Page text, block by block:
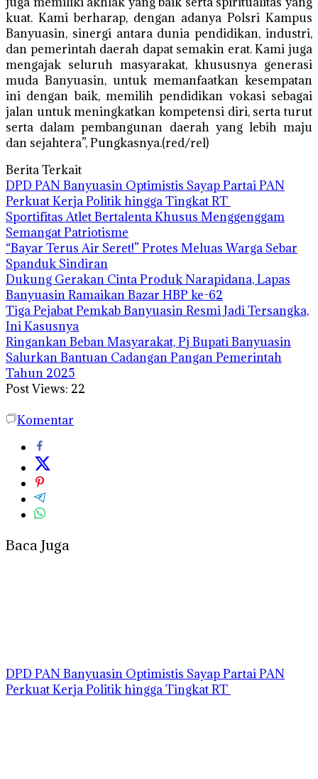
kuat. Kami berharap, dengan adanya Polsri Kampus
Banyuasin, sinergi antara dunia pendidikan, industri,
dan pemerintah daerah dapat semakin erat. Kami juga
mengajak seluruh masyarakat, khususnya generasi
muda Banyuasin, untuk memanfaatkan kesempatan
ini dengan baik, memilih pendidikan vokasi sebagai
jalan untuk meningkatkan kompetensi diri, serta turut
serta dalam pembangunan daerah yang lebih maju
dan sejahtera”, Pungkasnya.(red/rel)
Berita Terkait
DPD PAN Banyuasin Optimistis Sayap Partai PAN
Perkuat Kerja Politik hingga Tingkat RT
Sportifitas Atlet Bertalenta Khusus Menggenggam
Semangat Patriotisme
“Bayar Terus Air Seret!” Protes Meluas Warga Sebar
Spanduk Sindiran
Dukung Gerakan Cinta Produk Narapidana, Lapas
Banyuasin Ramaikan Bazar HBP ke-62
Tiga Pejabat Pemkab Banyuasin Resmi Jadi Tersangka,
Ini Kasusnya
Ringankan Beban Masyarakat, Pj Bupati Banyuasin
Salurkan Bantuan Cadangan Pangan Pemerintah
Tahun 2025
Post Views: 22
Komentar
Baca Juga
DPD PAN Banyuasin Optimistis Sayap Partai PAN
Perkuat Kerja Politik hingga Tingkat RT